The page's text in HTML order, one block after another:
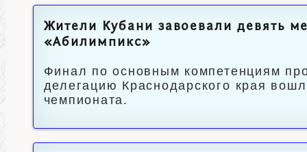
Жители Кубани завоевали девять
«Абилимпикс»
Финал по основным компетенциям
делегацию Краснодарского края
чемпионата.